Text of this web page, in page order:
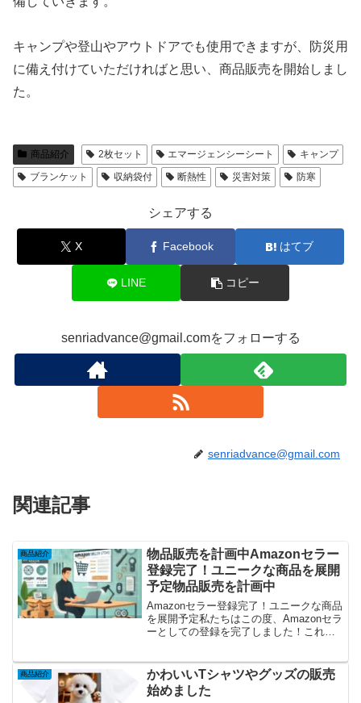
キャンプや登山やアウトドアでも使用できますが、防災用
に備え付けていただければと思い、商品販売を開始しまし
た。
商品紹介 2枚セット エマージェンシーシート
キャンプ
ブランケット
収納袋付 断熱性 災害対策 防寒
シェアする
X Facebook はてブ
LINE コピー
senriadvance@gmail.comをフォローする
senriadvance@gmail.com
関連記事
商品紹介
物品販売を計画中Amazonセラー
登録完了！ユニークな商品を展開
予定物品販売を計画中
Amazonセラー登録完了！ユニークな商品
を展開予定私たちはこの度、Amazonセラ
ーとしての登録を完了しました！これか
う努めてまいります。なぜAmazonでの販
売を選ん...
商品紹介
かわいいTシャツやグッズの販売
始めました